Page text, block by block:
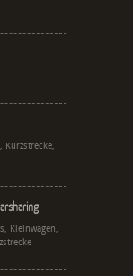
Kurzstrecke,
Kleinwagen,